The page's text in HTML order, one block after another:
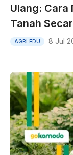
Ulang: Cara
Tanah
AGRI EDU 8 Jul